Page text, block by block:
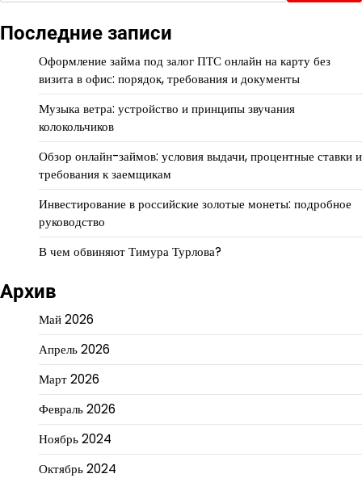
Последние записи
Оформление займа под залог ПТС онлайн на карту без
визита в офис: порядок, требования и документы
Музыка ветра: устройство и принципы звучания
колокольчиков
Обзор онлайн-займов: условия выдачи, процентные ставки и
требования к заемщикам
Инвестирование в российские золотые монеты: подробное
руководство
В чем обвиняют Тимура Турлова?
Архив
Май 2026
Апрель 2026
Март 2026
Февраль 2026
Ноябрь 2024
Октябрь 2024